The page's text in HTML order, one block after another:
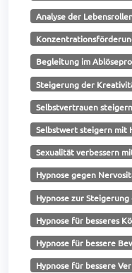
Analyse der
Begleitung im
Steigerung der
Selbstvertrauen
Selbstwert steigern mit
Sexualität verbessern
Hypnose gegen
Hypnose zur
Hypnose für besseres
Hypnose für bessere
Hypnose für bessere